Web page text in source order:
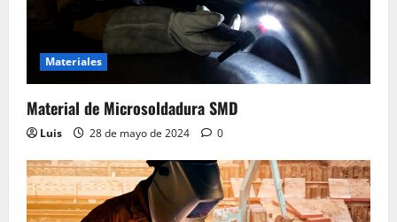
Materiales
Material de Microsoldadura SMD
Luis 28 de mayo de 2024 0